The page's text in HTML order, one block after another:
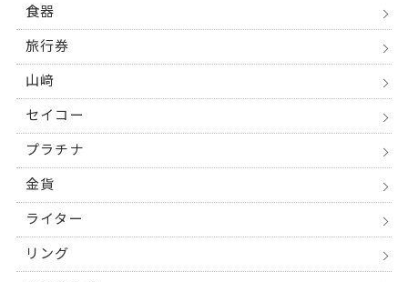
食器
旅行券
山﨑
セイコー
プラチナ
金貨
ライター
リング